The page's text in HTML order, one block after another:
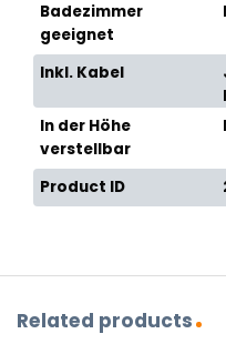
Badezimmer
geeignet
Inkl. Kabel
In der Höhe
verstellbar
Product ID
Related products